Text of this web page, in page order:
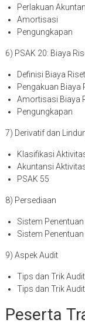
Perlakuan
Amortisasi
Pengungkapan
6) PSAK 20: Biaya
Definisi Biaya
Pengakuan Biaya
Amortisasi Biaya
Pengungkapan
7) Derivatif dan
Klasifikasi
Akuntansi
PSAK 55
8) Persediaan
Sistem
Sistem
9) Aspek Audit
Tips dan Trik
Tips dan Trik
Peserta